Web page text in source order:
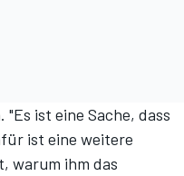
ist eine Sache, dass
ist eine weitere
warum ihm das